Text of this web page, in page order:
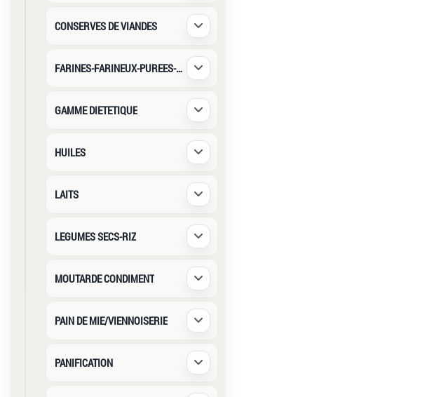
CONSERVES DE VIANDES Déplier / Replier
FARINES-FARINEUX-PUREES-SEMOUL Déplier / Replier
GAMME DIETETIQUE Déplier / Replier
HUILES Déplier / Replier
LAITS Déplier / Replier
LEGUMES SECS-RIZ Déplier / Replier
MOUTARDE CONDIMENT Déplier / Replier
PAIN DE MIE/VIENNOISERIE Déplier / Replier
PANIFICATION Déplier / Replier